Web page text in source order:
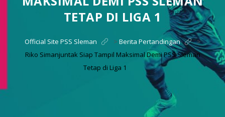
TETAP DI LIGA 1
Official Site PSS Sleman > Berita Pertandingan
>
Riko Simanjuntak Siap Tampil Maksimal Demi PSS Sleman
Tetap di Liga 1